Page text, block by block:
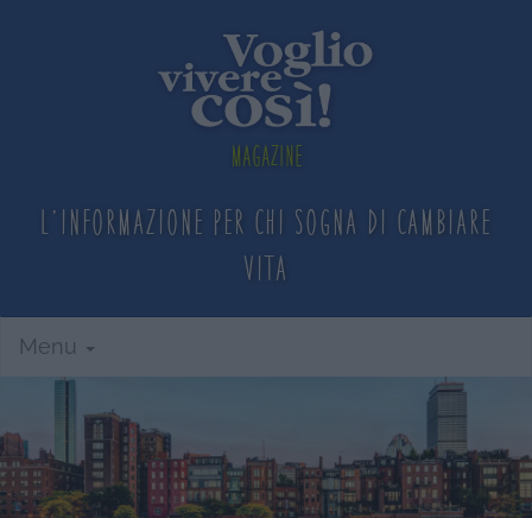
Magazine
L'informazione per chi sogna di cambiare
vita
Menu